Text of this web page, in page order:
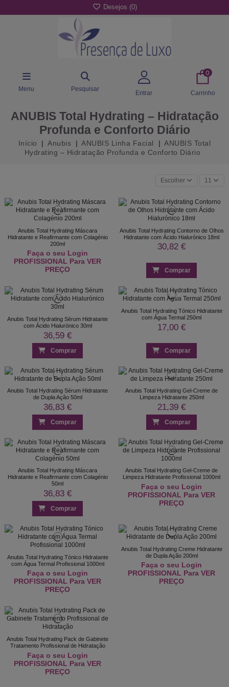
Desejos (0)
Menu Pesquisar
Entrar
0
Carrinho
ANUBIS Total Hydrating – Hidratação
Profunda e Conforto Diário
Início Anubis ANUBIS Linha Facial
ANUBIS Total
Hydrating – Hidratação Profunda e Conforto Diário
Escolher 11
Anubis Total Hydrating Máscara
Hidratante e Reafirmante com Colagénio
200ml
Faça o seu Login
PROFISSIONAL Para VER
PREÇO
Anubis Total Hydrating Contorno de Olhos
Hidratante com Ácido Hialurónico 18ml
30,82 €
Comprar
Anubis Total Hydrating Sérum Hidratante
com Ácido Hialurónico 30ml
36,59 €
Comprar
Anubis Total Hydrating Tónico Hidratante
com Água Termal 250ml
17,00 €
Comprar
Anubis Total Hydrating Sérum Hidratante
de Dupla Ação 50ml
36,83 €
Comprar
Anubis Total Hydrating Gel-Creme de
Limpeza Hidratante 250ml
21,39 €
Comprar
Anubis Total Hydrating Máscara
Hidratante e Reafirmante com Colagénio
50ml
36,83 €
Comprar
Anubis Total Hydrating Gel-Creme de
Limpeza Hidratante Profissional 1000ml
Faça o seu Login
PROFISSIONAL Para VER
PREÇO
Anubis Total Hydrating Tónico Hidratante
com Água Termal Profissional 1000ml
Faça o seu Login
PROFISSIONAL Para VER
PREÇO
Anubis Total Hydrating Creme Hidratante
de Dupla Ação 200ml
Faça o seu Login
PROFISSIONAL Para VER
PREÇO
Anubis Total Hydrating Pack de Gabinete
Tratamento Profissional de Hidratação
Faça o seu Login
PROFISSIONAL Para VER
PREÇO